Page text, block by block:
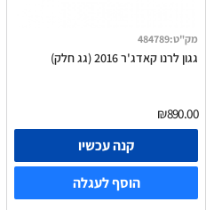
מק"ט:
484789
גגון לרנו קאדג'ר 2016 (גג חלק)
₪890.00
קנה עכשיו
הוסף לעגלה